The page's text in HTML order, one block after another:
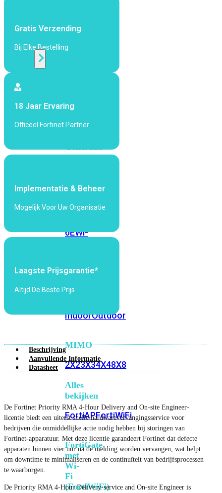
WiFi
bekijken
Wi-
Generatie
5 Wi-
6Wi-
6EWi-
Wi-
Fi
Omgeving
IndoorOutdoor
MIMO
2X23X34X48X8
Alles
bekijken
FortiAPFortiWiFi
FortiGate
met
Wi-
Fi
(FortiWiFi)
Gratis Verzending
Bij Elke Bestelling
18 Jaar Ervaring
Officeel Fortinet Partner
Implementatie & Beheer
Mogelijk Voor Uw Organisatie
Laagste Prijsgarantie*
Altijd De Beste Prijs
Beschrijving
Aanvullende Informatie
Datasheet
De Fortinet Priority RMA 4-Hour Delivery and On-site Engineer-
licentie biedt een uiterst snelle hardwarevervangingsservice voor
bedrijven die onmiddellijke actie nodig hebben bij storingen van
Fortinet-apparatuur. Met deze licentie garandeert Fortinet dat defecte
apparaten binnen vier uur na de melding worden vervangen, wat helpt
om downtime te minimaliseren en de continuïteit van bedrijfsprocessen
te waarborgen.
De Priority RMA 4-Hour Delivery-service and On-site Engineer is